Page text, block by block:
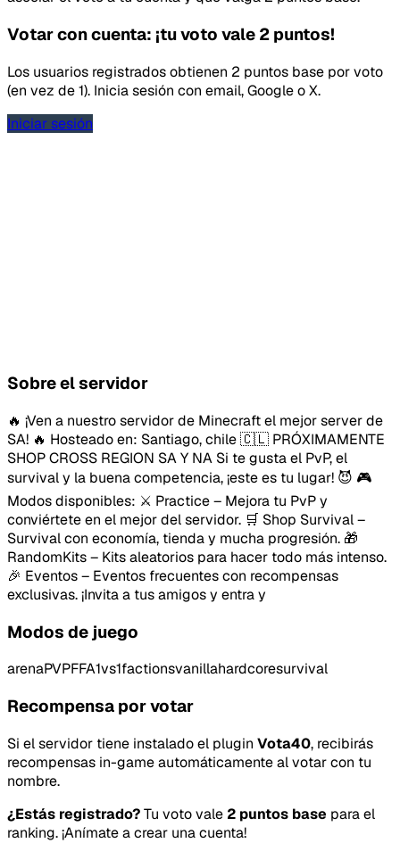
Votar con cuenta: ¡tu voto vale 2 puntos!
Los usuarios registrados obtienen 2 puntos base por voto
(en vez de 1). Inicia sesión con email, Google o X.
Iniciar sesión
Sobre el servidor
🔥 ¡Ven a nuestro servidor de Minecraft el mejor server de
SA! 🔥 Hosteado en: Santiago, chile 🇨🇱 PRÓXIMAMENTE
SHOP CROSS REGION SA Y NA Si te gusta el PvP, el
survival y la buena competencia, ¡este es tu lugar! 😈 🎮
Modos disponibles: ⚔️ Practice – Mejora tu PvP y
conviértete en el mejor del servidor. 🛒 Shop Survival –
Survival con economía, tienda y mucha progresión. 🎁
RandomKits – Kits aleatorios para hacer todo más intenso.
🎉 Eventos – Eventos frecuentes con recompensas
exclusivas. ¡Invita a tus amigos y entra y
Modos de juego
arenaPVPFFA1vs1factionsvanillahardcoresurvival
Recompensa por votar
Si el servidor tiene instalado el plugin Vota40, recibirás
recompensas in-game automáticamente al votar con tu
nombre.
¿Estás registrado?Tu voto vale 2 puntos base para el
ranking. ¡Anímate a crear una cuenta!